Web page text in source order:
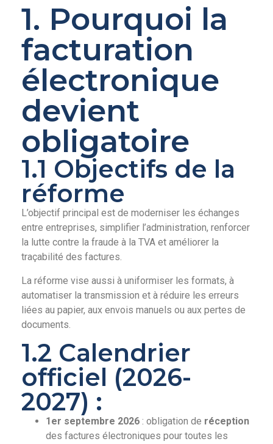
1. Pourquoi la
facturation
électronique
devient
obligatoire
1.1 Objectifs de la
réforme
L’objectif principal est de moderniser les échanges
entre entreprises, simplifier l’administration, renforcer
la lutte contre la fraude à la TVA et améliorer la
traçabilité des factures.
La réforme vise aussi à uniformiser les formats, à
automatiser la transmission et à réduire les erreurs
liées au papier, aux envois manuels ou aux pertes de
documents.
1.2 Calendrier
officiel (2026-
2027) :
1er septembre 2026 : obligation de réception
des factures électroniques pour toutes les